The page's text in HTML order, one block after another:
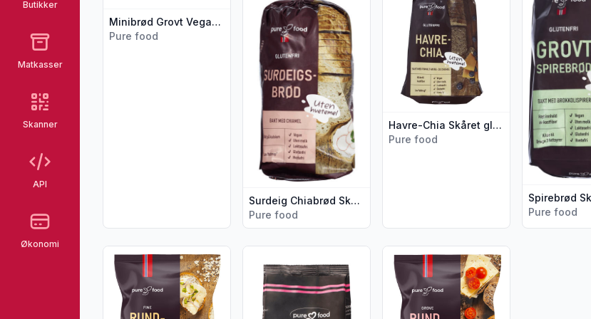
Butikker
Matkasser
Skanner
API
Økonomi
Minibrød Grovt Vegansk 4stk 400g Pure Food
Pure food
Surdeig Chiabrød Skåret Gl.Fri 500g Pure Food
Pure food
Havre-Chia Skåret glutenfri 500g Pure Food
Pure food
Pure food
Vis flere detaljer for produktet "Rundstykker Fine Gl.Fri 240g Pure Food"
Vis flere detaljer for produktet "Melmix for Baking glutenfri Bakemix
Vis flere detaljer for produktet